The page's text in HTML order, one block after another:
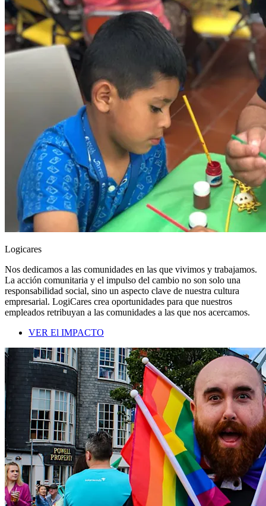
Logicares
Nos dedicamos a las comunidades en las que vivimos y trabajamos.
La acción comunitaria y el impulso del cambio no son solo una
responsabilidad social, sino un aspecto clave de nuestra cultura
empresarial. LogiCares crea oportunidades para que nuestros
empleados retribuyan a las comunidades a las que nos acercamos.
VER El IMPACTO